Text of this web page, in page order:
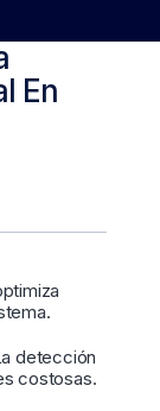
En
detección
costosas.